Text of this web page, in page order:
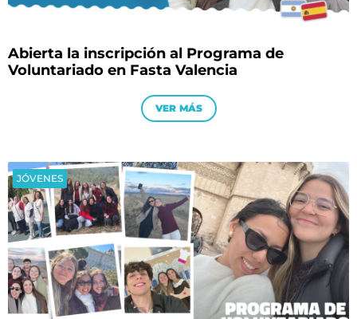
Abierta la inscripción al Programa de
Voluntariado en Fasta Valencia
VER MÁS
JÓVENES